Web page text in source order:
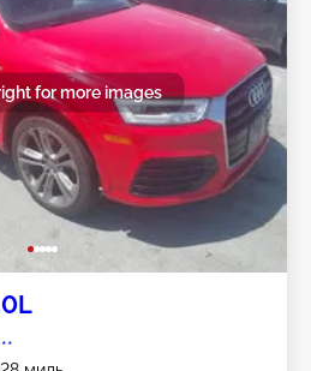
for more images